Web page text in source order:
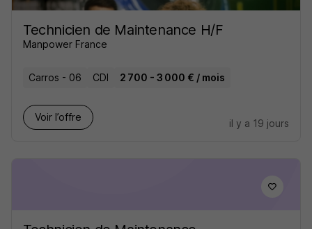
Technicien de Maintenance H/F
Manpower France
Carros - 06 CDI 2 700 - 3 000 € / mois
Voir l’offre
il y a 19 jours